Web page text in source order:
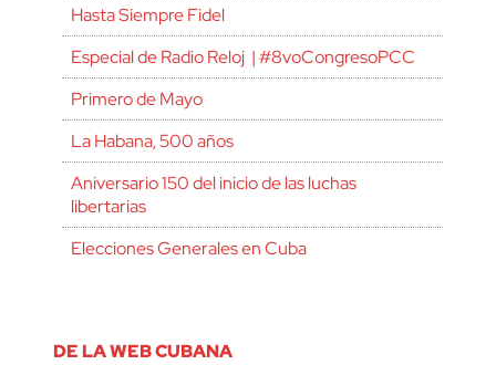
Hasta Siempre Fidel
Especial de Radio Reloj | #8voCongresoPCC
Primero de Mayo
La Habana, 500 años
Aniversario 150 del inicio de las luchas
libertarias
Elecciones Generales en Cuba
DE LA WEB CUBANA